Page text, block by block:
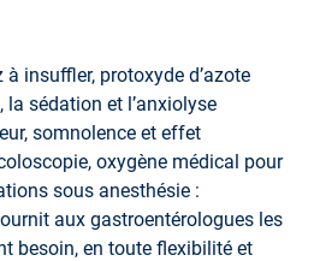
insuffler, protoxyde d’azote
la sédation et l’anxiolyse
somnolence et effet
oxygène médical pour
sous anesthésie :
aux gastroentérologues les
besoin, en toute flexibilité et